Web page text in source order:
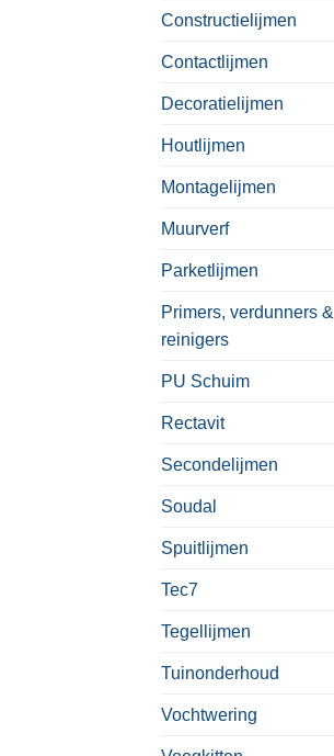
Constructielijmen
Contactlijmen
Decoratielijmen
Houtlijmen
Montagelijmen
Muurverf
Parketlijmen
Primers, verdunners &
reinigers
PU Schuim
Rectavit
Secondelijmen
Soudal
Spuitlijmen
Tec7
Tegellijmen
Tuinonderhoud
Vochtwering